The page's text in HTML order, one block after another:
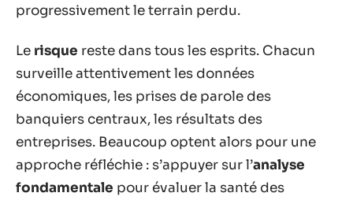
progressivement le terrain perdu.
Le risque reste dans tous les esprits. Chacun
surveille attentivement les données
économiques, les prises de parole des
banquiers centraux, les résultats des
entreprises. Beaucoup optent alors pour une
approche réfléchie : s’appuyer sur l’analyse
fondamentale pour évaluer la santé des